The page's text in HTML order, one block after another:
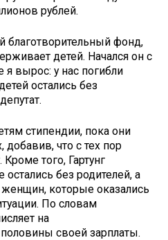
рублей.
благотворительный фонд,
детей. Начался он с
я вырос: у нас погибли
остались без
стипендии, пока они
добавив, что с тех пор
того, Гартунг
без родителей, а
которые оказались
По словам
на
своей зарплаты.